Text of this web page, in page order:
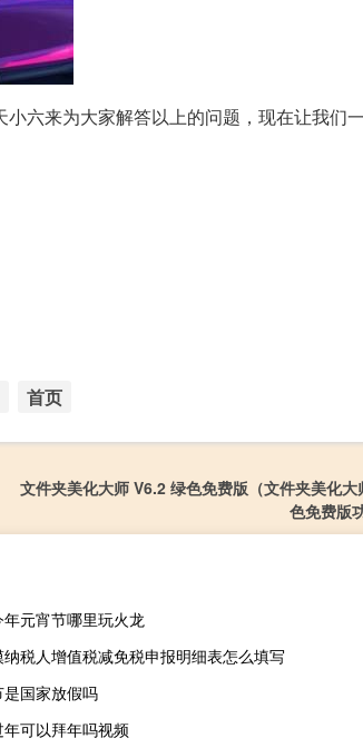
六来为大家解答以上的问题，现在让我们
首页
文件夹美化大师 V6.2 绿色免费版（文件夹美化大
色免费版
元宵节哪里玩火龙
税人增值税减免税申报明细表怎么填写
是国家放假吗
可以拜年吗视频